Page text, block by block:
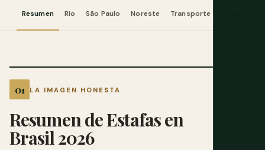
Resumen Río São Paulo Noreste Transporte
LA IMAGEN HONESTA
Resumen de Estafas en
Brasil 2026